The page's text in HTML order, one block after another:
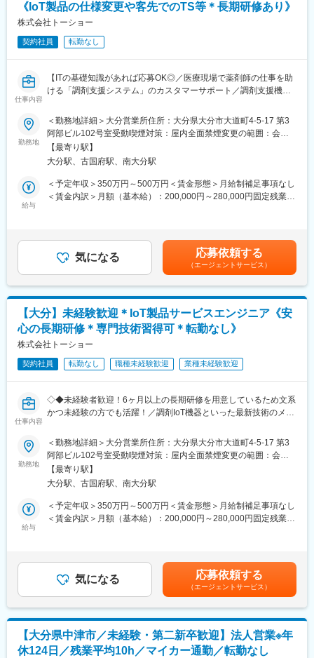
【その他補足情報】
・長期間の研修を用意しているため職種未経験＆技術的な知識が
全く無い方でも立ち上りが可能となっております。
・正社員登用は前提の採用です。就業態度に問題がなければ原則
登用となり、業界トップクラスシェアを誇る優良企業の正社員と
して安定就業が可能です。（登用率98%、試験やノルマなし）
・業界トップクラスのIoT製品や医療システムに触れる事が可能で
す。また、販売スキルだけでなく薬局運営コンサルティングのス
【ポジションの魅力】
・同社の製品やシステムが、24時間止めてはならない医療現場の
安心安全や、医療従事者の負担軽減に大きく貢献しています。
製品が多数あります。寡占市場だからこそ、競合製品を使ってい
る顧客からいかにシェアを獲得するか、試行錯誤する面白さがあ
【同社について】
当社は売上高256億円、全国77拠点、従業員数570名規模を誇る調
剤機器メーカーです。1971年創業と半世紀以上歴史をもち、特に
1980年代から他社に先駆けてスウェーデンなどヨーロッパに販売
網を拡大してきました。国内だけでなく、海外での売上も安定的
に伸びているため経営が安定しています。
《IoT製品の仕様変更や客先でのTS等＊長期研修あり》
株式会社トーショー
契約社員 転勤なし
仕事内容
【ITの基礎知識があれば応募OK◎／医療現場で薬剤師の仕事を助
ける「調剤支援システム」のカスタマーサポート／調剤支援機
【はじめに】
当ポジションは自社販売している大型IoT製品や薬剤システムの運
用～保守を担うシステムエンジニア職となっております。未経験
からチャレンジできる事に加えて、メーカー直雇用という貴重な
求人となっております。IT領域へキャリアチェンジされたい方歓
迎しております！
るため、社内でのデスクワークが6割、お客様先での業務が4割ほ
どとなります。また、外部のITベンダーとの打ち合わせ等もある
ため、関係者が多いのも当職種の特徴の一つとなります。
ます。
【ポジションの魅力】
・長期間の研修を用意しているため職種未経験＆技術的な知識が
全く無い方でも立ち上りが可能となっております。
・業界トップクラスの調剤システムやIoT製品を扱っており、業務
を通して最新の技術に触れることが可能です。
・正社員登用は前提の採用です。就業態度に問題がなければ原則
登用となり、業界トップクラスシェアを誇る優良企業の正社員と
して安定就業が可能です。（登用率98%、試験ノルマなし）
【同社の魅力】
◆医療業界に貢献：
最新のIoT技術に注力しており、これまで人の手でアナログに行わ
れていた薬剤管理を、全自動で管理、調整、計測、分包まで対応
ない医療現場の安心安全や、医療従事者の負担軽減に大きく貢献
しています。
顧客からいかにシェアを獲得するか試行錯誤する面白さがありま
す。
変更の範囲：会社の定める業務
勤務地
＜勤務地詳細＞大分営業所住所：大分県大分市大道町4-5-17 第3
阿部ビル102号室受動喫煙対策：屋内全面禁煙変更の範囲：会社
の定める事業所（リモートワーク含む）
【最寄り駅】
大分駅、古国府駅、南大分駅
給与
＜予定年収＞350万円～500万円＜賃金形態＞月給制補足事項なし
＜賃金内訳＞月額（基本給）：200,000円～280,000円固定残業手
＞※給与詳細は、年齢・スキルを考慮し決定します。■昇給：年1
回■賞与：年2回賃金はあくまでも目安の金額であり、選考を通じ
て上下する可能性があります。月給(月額)は固定手当を含めた表記
です。
気になる 応募依頼する
（エージェントサービス）
【大分】未経験歓迎＊IoT製品サービスエンジニア《安
心の長期研修＊専門技術習得可＊転勤なし》
株式会社トーショー
契約社員 転勤なし 職種未経験歓迎 業種未経験歓迎
仕事内容
◇◆未経験者歓迎！6ヶ月以上の長期研修を用意しているため文系
かつ未経験の方でも活躍！／調剤IoT機器といった最新技術のメン
い方も歓迎！社会貢献性の高い仕事◆◇
【はじめに】
当ポジションはフィールドエンジニアと言われる、自社製品を購
入されたお客様先へ出向き、機械やシステムのメンテナンスを行
う技術職となります。
メンテナンススキルの市場価値は上昇の一途を辿っており、同社
【業務内容】
同社のフィールドエンジニアとして主力製品である「全自動調剤
分包機」や「リアルタイム薬品管理装置」といった調剤IoT機器の
【業務詳細】
（1）メンテナンス契約を締結していただいているお客様に定期的
に伺って機械の状態を確認調整する業務
勤務地
＜勤務地詳細＞大分営業所住所：大分県大分市大道町4-5-17 第3
阿部ビル102号室受動喫煙対策：屋内全面禁煙変更の範囲：会社
の定める事業所（リモートワーク含む）
【最寄り駅】
大分駅、古国府駅、南大分駅
給与
＜予定年収＞350万円～500万円＜賃金形態＞月給制補足事項なし
＜賃金内訳＞月額（基本給）：200,000円～280,000円固定残業手
＞※給与詳細は、年齢・スキルを考慮し決定します。■昇給：年1
回■賞与：年2回年収420万円／30歳 経験5年年収500万円／32歳
経験7年賃金はあくまでも目安の金額であり、選考を通じて上下す
る可能性があります。月給(月額)は固定手当を含めた表記です。
気になる 応募依頼する
（エージェントサービス）
【大分県中津市／未経験・第二新卒歓迎】法人営業※年
休124日／残業平均10h／マイカー通勤／転勤なし